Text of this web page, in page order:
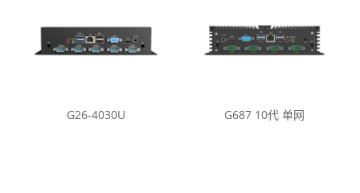
G26-4030U G687 10代 单网